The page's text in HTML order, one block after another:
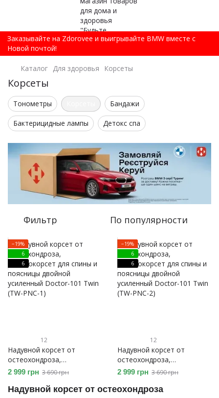
Заказывайте на Zdorovee и выигрывайте BMW вместе с
Новой почтой!
Каталог Для здоровья Корсеты
Корсеты
Тонометры Бандажи
Бактерицидные лампы Детокс спа
Фильтр По популярности
−19%
6
6
12
Надувной корсет от
остеохондроза,
пневмокорсет для спины и
поясницы двойной
усиленный Doctor-101 Twin
2 999 грн 3 690 грн
−19%
6
6
12
Надувной корсет от
остеохондроза,
пневмокорсет для спины и
поясницы двойной
усиленный Doctor-101 Twin
2 999 грн 3 690 грн
Надувной корсет от остеохондроза